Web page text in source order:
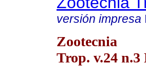
versión impresa
Zootecnia
Trop. v.24 n.3